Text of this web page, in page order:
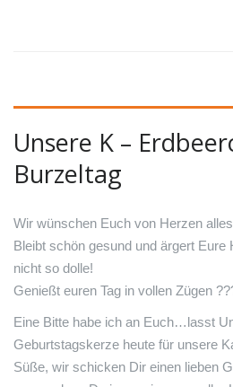
Unsere K –
Burzeltag
Wir wünschen Euch von Herzen
Bleibt schön gesund und ärgert Eure
nicht so dolle!
Genießt euren Tag in vollen Zügen ??
Eine Bitte habe ich an Euch…lasst
Geburtstagskerze heute für unsere
Süße, wir schicken Dir einen lieben